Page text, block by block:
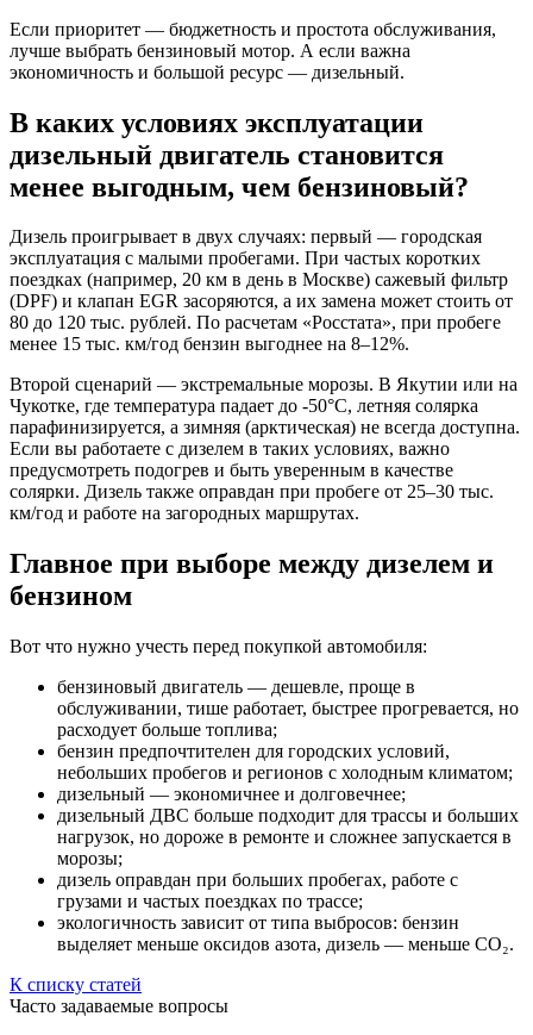
Если приоритет — бюджетность и простота обслуживания,
лучше выбрать бензиновый мотор. А если важна
экономичность и большой ресурс — дизельный.
В каких условиях эксплуатации
дизельный двигатель становится
менее выгодным, чем бензиновый?
Дизель проигрывает в двух случаях: первый — городская
эксплуатация с малыми пробегами. При частых коротких
поездках (например, 20 км в день в Москве) сажевый фильтр
(DPF) и клапан EGR засоряются, а их замена может стоить от
80 до 120 тыс. рублей. По расчетам «Росстата», при пробеге
менее 15 тыс. км/год бензин выгоднее на 8–12%.
Второй сценарий — экстремальные морозы. В Якутии или на
Чукотке, где температура падает до -50°C, летняя солярка
парафинизируется, а зимняя (арктическая) не всегда доступна.
Если вы работаете с дизелем в таких условиях, важно
предусмотреть подогрев и быть уверенным в качестве
солярки. Дизель также оправдан при пробеге от 25–30 тыс.
км/год и работе на загородных маршрутах.
Главное при выборе между дизелем и
бензином
Вот что нужно учесть перед покупкой автомобиля:
бензиновый двигатель — дешевле, проще в
обслуживании, тише работает, быстрее прогревается, но
расходует больше топлива;
бензин предпочтителен для городских условий,
небольших пробегов и регионов с холодным климатом;
дизельный — экономичнее и долговечнее;
дизельный ДВС больше подходит для трассы и больших
нагрузок, но дороже в ремонте и сложнее запускается в
морозы;
дизель оправдан при больших пробегах, работе с
грузами и частых поездках по трассе;
экологичность зависит от типа выбросов: бензин
выделяет меньше оксидов азота, дизель — меньше CO₂.
К списку статей
Часто задаваемые вопросы